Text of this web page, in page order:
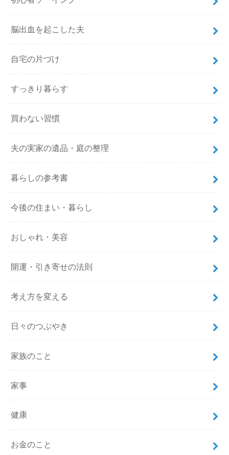
脳出血を起こした夫
自宅の片づけ
すっきり暮らす
買わない習慣
夫の実家の遺品・庭の整理
暮らしの参考書
今後の住まい・暮らし
おしゃれ・美容
開運・引き寄せの法則
考え方を変える
日々のつぶやき
家族のこと
家事
健康
お金のこと